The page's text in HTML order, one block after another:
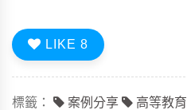
LIKE 8
標籤： 案例分享 高等教育